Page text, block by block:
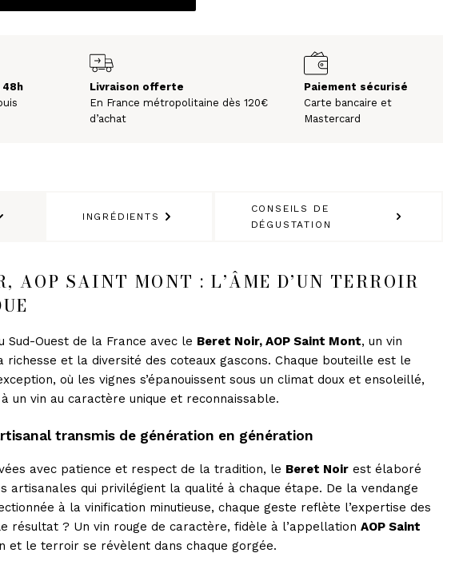
48h
Livraison offerte
En France métropolitaine dès 120€
d’achat
Paiement sécurisé
Carte bancaire et
Mastercard
INGRÉDIENTS
CONSEILS DE
DÉGUSTATION
AOP SAINT MONT : L’ÂME D’UN TERROIR
Sud-Ouest de la France avec le Beret Noir, AOP Saint Mont, un vin
richesse et la diversité des coteaux gascons. Chaque bouteille est le
où les vignes s’épanouissent sous un climat doux et ensoleillé,
un vin au caractère unique et reconnaissable.
transmis de génération en génération
avec patience et respect de la tradition, le Beret Noir est élaboré
artisanales qui privilégient la qualité à chaque étape. De la vendange
à la vinification minutieuse, chaque geste reflète l’expertise des
résultat ? Un vin rouge de caractère, fidèle à l’appellation AOP Saint
et le terroir se révèlent dans chaque gorgée.